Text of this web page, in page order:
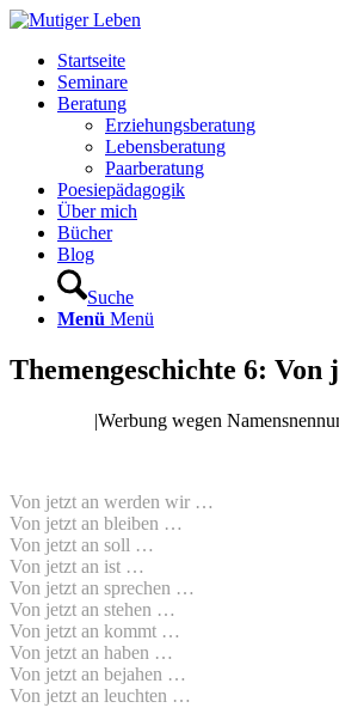
Startseite
Seminare
Beratung
Erziehungsberatung
Lebensberatung
Paarberatung
Poesiepädagogik
Über mich
Bücher
Blog
Suche
Menü Menü
Themengeschichte 6:
|Werbung wegen
Von jetzt an werden wir …
Von jetzt an bleiben …
Von jetzt an soll …
Von jetzt an ist …
Von jetzt an sprechen …
Von jetzt an stehen …
Von jetzt an kommt …
Von jetzt an haben …
Von jetzt an bejahen …
Von jetzt an leuchten …